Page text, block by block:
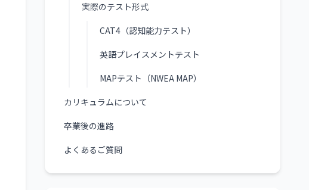
実際のテスト形式
CAT4（認知能力テスト）
英語プレイスメントテスト
MAPテスト（NWEA MAP）
カリキュラムについて
卒業後の進路
よくあるご質問